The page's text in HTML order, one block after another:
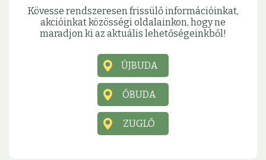
Kövesse rendszeresen frissülő információinkat,
akcióinkat közösségi oldalainkon, hogy ne
maradjon ki az aktuális lehetőségeinkből!
ÚJBUDA
ÓBUDA
ZUGLÓ